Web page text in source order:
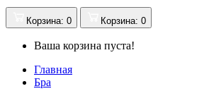
Корзина: 0 Корзина: 0
Ваша корзина пуста!
Главная
Бра